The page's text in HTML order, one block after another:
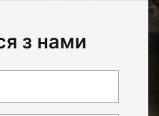
з нами